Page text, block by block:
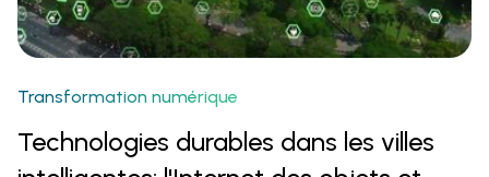
Transformation numérique
Technologies durables dans les villes